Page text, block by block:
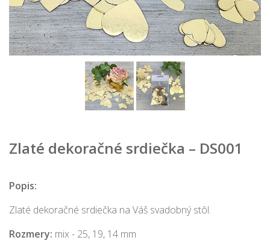
Zlaté dekoračné srdiečka – DS001
Popis:
Zlaté dekoračné srdiečka na Váš svadobný stôl.
Rozmery: mix - 25, 19, 14 mm